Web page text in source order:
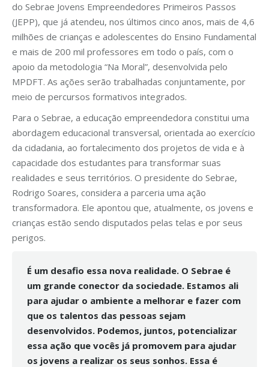
do Sebrae Jovens Empreendedores Primeiros Passos
(JEPP), que já atendeu, nos últimos cinco anos, mais de 4,6
milhões de crianças e adolescentes do Ensino Fundamental
e mais de 200 mil professores em todo o país, com o
apoio da metodologia “Na Moral”, desenvolvida pelo
MPDFT. As ações serão trabalhadas conjuntamente, por
meio de percursos formativos integrados.
Para o Sebrae, a educação empreendedora constitui uma
abordagem educacional transversal, orientada ao exercício
da cidadania, ao fortalecimento dos projetos de vida e à
capacidade dos estudantes para transformar suas
realidades e seus territórios. O presidente do Sebrae,
Rodrigo Soares, considera a parceria uma ação
transformadora. Ele apontou que, atualmente, os jovens e
crianças estão sendo disputados pelas telas e por seus
perigos.
É um desafio essa nova realidade. O Sebrae é
um grande conector da sociedade. Estamos ali
para ajudar o ambiente a melhorar e fazer com
que os talentos das pessoas sejam
desenvolvidos. Podemos, juntos, potencializar
essa ação que vocês já promovem para ajudar
os jovens a realizar os seus sonhos. Essa é